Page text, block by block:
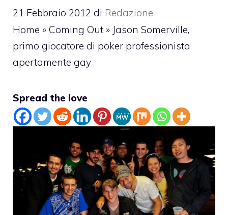
21 Febbraio 2012 di Redazione
Home » Coming Out » Jason Somerville,
primo giocatore di poker professionista
apertamente gay
Spread the love